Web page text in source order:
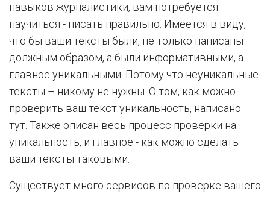
навыков журналистики, вам потребуется
научиться - писать правильно. Имеется в виду,
что бы ваши тексты были, не только написаны
должным образом, а были информативными, а
главное уникальными. Потому что неуникальные
тексты – никому не нужны. О том, как можно
проверить ваш текст уникальность, написано
тут. Также описан весь процесс проверки на
уникальность, и главное - как можно сделать
ваши тексты таковыми.
Существует много сервисов по проверке вашего